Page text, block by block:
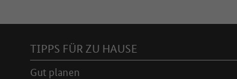
TIPPS FÜR ZU HAUSE
Gut planen